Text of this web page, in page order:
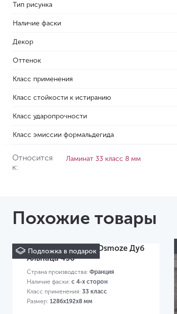
Тип рисунка
Наличие фаски
Декор
Оттенок
Класс применения
Класс стойкости к истиранию
Класс ударопрочности
Класс эмиссии формальдегида
Относится
к:
Ламинат 33 класс 8 мм
Похожие товары
Подложка в подарок
Ламинат Alsafloor Osmoze Дуб
Альпаца 436
Страна производства: Франция
Наличие фаски: с 4-х сторон
Класс применения: 33 класс
Размер: 1286х192х8 мм